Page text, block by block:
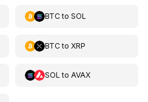
BTCto SOL
BTCto XRP
SOL to AVAX